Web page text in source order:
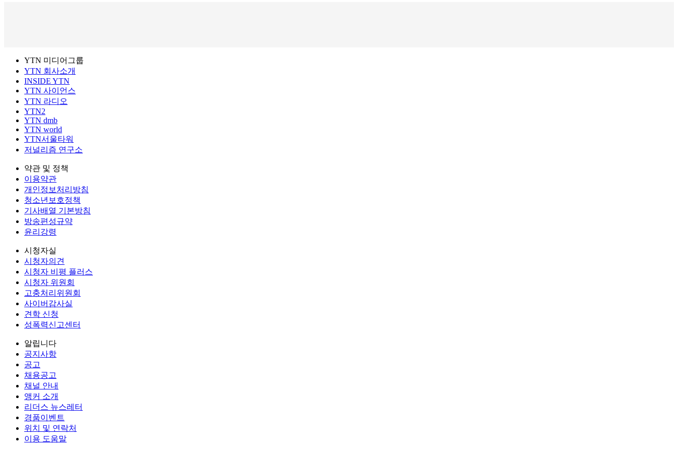
YTN 미디어그룹
YTN 회사소개
INSIDE YTN
YTN 사이언스
YTN 라디오
YTN2
YTN dmb
YTN world
YTN서울타워
저널리즘 연구소
약관 및 정책
이용약관
개인정보처리방침
청소년보호정책
기사배열 기본방침
방송편성규약
윤리강령
시청자실
시청자의견
시청자 비평 플러스
시청자 위원회
고충처리위원회
사이버감사실
견학 신청
성폭력신고센터
알립니다
공지사항
공고
채용공고
채널 안내
앵커 소개
리더스 뉴스레터
경품이벤트
위치 및 연락처
이용 도움말